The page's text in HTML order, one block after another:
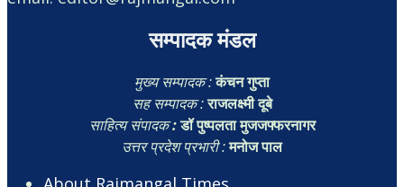
सम्पादक मंडल
मुख्य सम्पादक :कंचन गुप्ता
सह सम्पादक :राजलक्ष्मी दूबे
साहित्य संपादक:डॉ पुष्पलता मुजजफ्फरनागर
उत्तर प्रदेश प्रभारी :मनोज पाल